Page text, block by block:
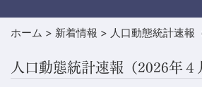
ホーム > 新着情報 > 人口動態統計速報
人口動態統計速報（2026年４